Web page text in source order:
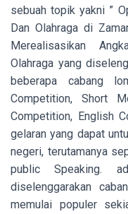
sebuah topik yakni ”
Dan Olahraga di
Merealisasikan
Olahraga yang
beberapa cabang
Competition, Short
Competition, English
gelaran yang dapat
negeri, terutamanya
public Speaking.
diselenggarakan
memulai populer